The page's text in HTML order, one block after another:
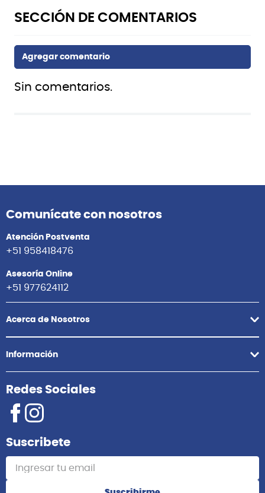
Sin comentarios.
Comunícate con nosotros
Atención Postventa
+51 958418476
Asesoría Online
+51 977624112
Acerca de Nosotros
Información
Redes Sociales
Suscribete